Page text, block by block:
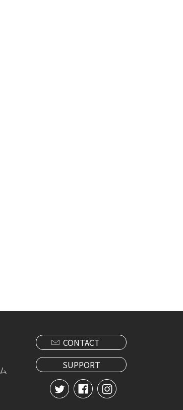
CONTACT
SUPPORT